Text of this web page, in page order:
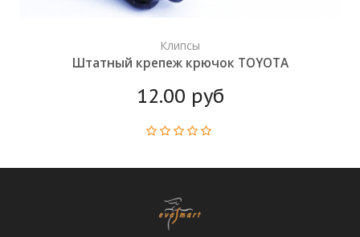
Клипсы
Штатный крепеж крючок TOYOTA
12.00 руб